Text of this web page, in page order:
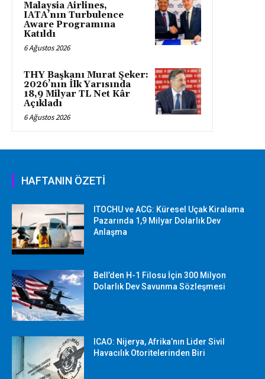
Malaysia Airlines,
IATA’nın Turbulence
Aware Programına
Katıldı
6 Ağustos 2026
THY Başkanı Murat Şeker:
2026’nın İlk Yarısında
18,9 Milyar TL Net Kâr
Açıkladı
6 Ağustos 2026
HAFTANIN ÖZETİ
ITOCHU ve ACG: Küresel Uçak Kiralama
Pazarında 1,9 Milyar Dolarlık Dev
Anlaşma
Bell’den H-1 Filosu İçin 300 Milyon
Dolarlık Dev Savunma Sözleşmesi
ICAO: Nijerya, Afrika’nın Lider Sivil
Havacılık Otoritelerinden Biri